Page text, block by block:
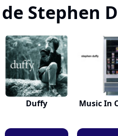
Stephen
Duffy Music In